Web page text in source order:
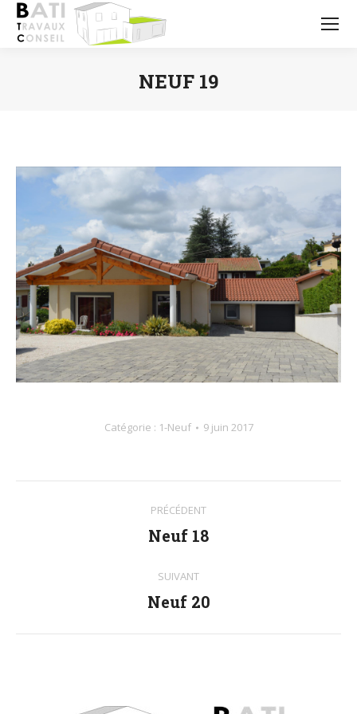
NEUF 19
Catégorie : 1-Neuf 9 juin 2017
NavigationPRÉCÉDENT
Album
:
Neuf 18
SUIVANT
Album
Neuf 20